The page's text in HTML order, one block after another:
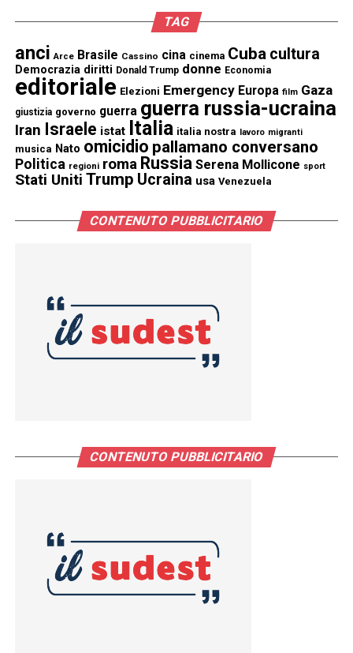
TAG
anci Arce Brasile Cassino cina cinema Cuba cultura
Democrazia diritti Donald Trump donne Economia
editoriale Elezioni Emergency Europa film Gaza
giustizia governo guerra guerra russia-ucraina
Iran Israele istat Italia italia nostra lavoro migranti
musica Nato omicidio pallamano conversano
Politica regioni roma Russia Serena Mollicone sport
Stati Uniti Trump Ucraina usa Venezuela
CONTENUTO PUBBLICITARIO
CONTENUTO PUBBLICITARIO